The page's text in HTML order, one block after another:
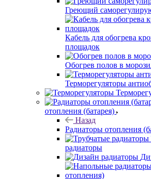
Греющий
Кабель для обогрева
площадок
Обогрев полов в
Терморегуляторы
отопления (батарея)
Назад
Радиаторы отопления
радиаторы